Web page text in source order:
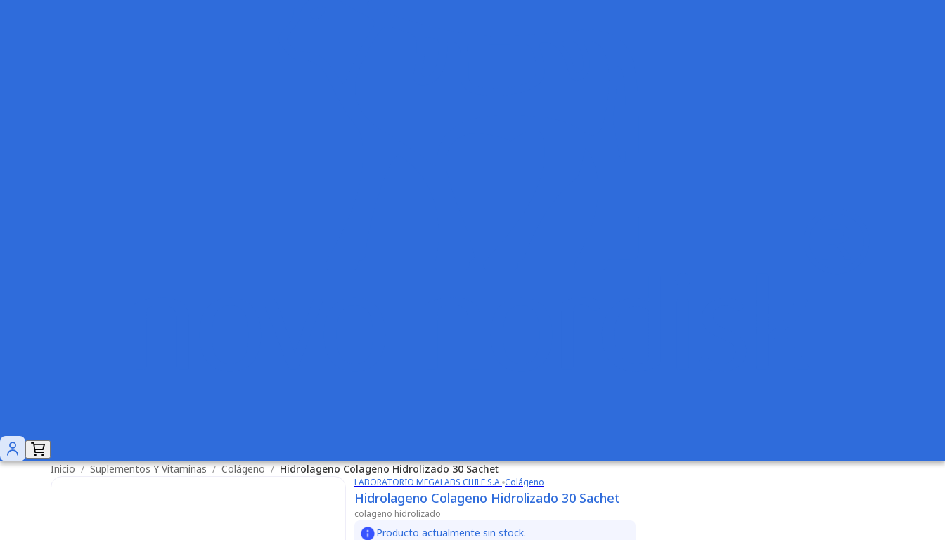
Inicio / Suplementos Y Vitaminas / Colágeno / Hidrolageno Colageno Hidrolizado 30 Sachet
LABORATORIO MEGALABS CHILE S.A. Colágeno
Hidrolageno Colageno Hidrolizado 30 Sachet
colageno hidrolizado
Producto actualmente sin stock.